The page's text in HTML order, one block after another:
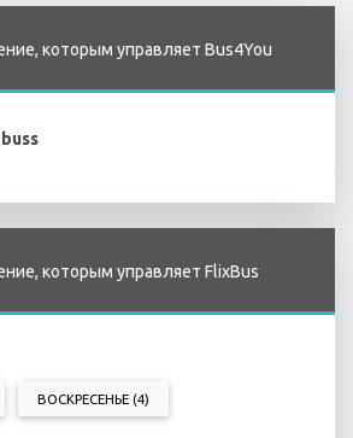
которым управляет Bus4You
которым управляет FlixBus
ВОСКРЕСЕНЬЕ (4)